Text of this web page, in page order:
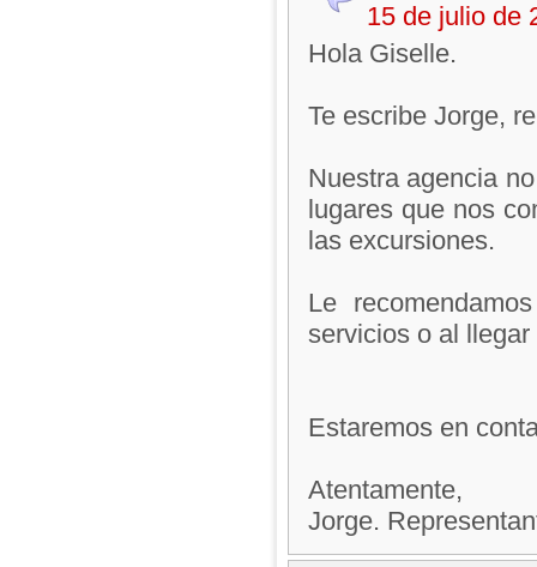
15 de julio de
Hola Giselle.
Te escribe Jorge,
Nuestra agencia
lugares que nos
las excursiones.
Le
servicios o al
Estaremos en
Atentamente,
Jorge.